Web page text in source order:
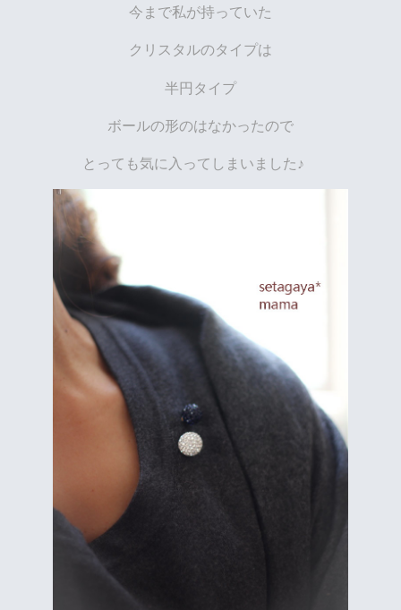
今まで私が持っていた
クリスタルのタイプは
半円タイプ
ボールの形のはなかったので
とっても気に入ってしまいました♪